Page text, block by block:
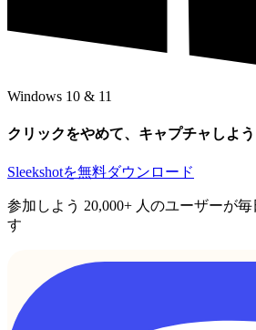
Windows 10 & 11
クリックをやめて、キャプチャしよう
Sleekshotを無料ダウンロード
参加しよう 20,000+ 人のユーザーが
す